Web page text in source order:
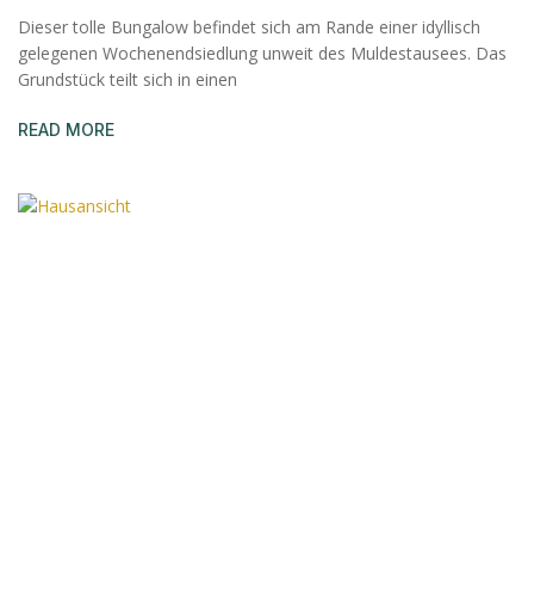
Dieser tolle Bungalow befindet sich am Rande einer idyllisch
gelegenen Wochenendsiedlung unweit des Muldestausees. Das
Grundstück teilt sich in einen
READ MORE